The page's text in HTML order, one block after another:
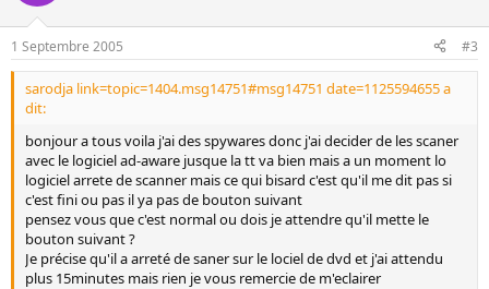
1 Septembre 2005 #3
sarodja link=topic=1404.msg14751#msg14751 date=1125594655 a
dit:
bonjour a tous voila j'ai des spywares donc j'ai decider de les scaner
avec le logiciel ad-aware jusque la tt va bien mais a un moment lo
logiciel arrete de scanner mais ce qui bisard c'est qu'il me dit pas si
c'est fini ou pas il ya pas de bouton suivant
pensez vous que c'est normal ou dois je attendre qu'il mette le
bouton suivant ?
Je précise qu'il a arreté de saner sur le lociel de dvd et j'ai attendu
plus 15minutes mais rien je vous remercie de m'eclairer